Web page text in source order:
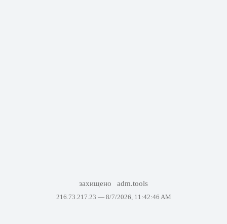
захищено adm.tools
216.73.217.23 — 8/7/2026, 11:42:46 AM